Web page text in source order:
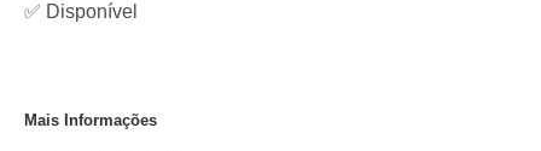
✅ Disponível
Mais Informações